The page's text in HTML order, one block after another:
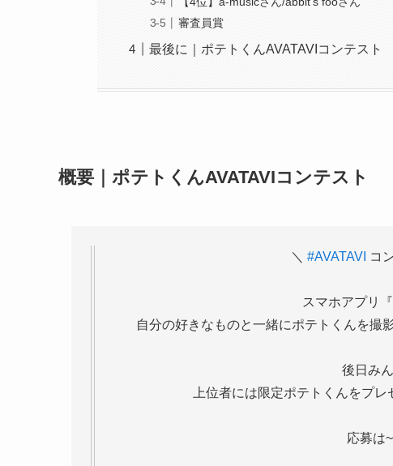
審査員賞
最後に｜ポテトくんAVATAVIコンテスト
概要｜ポテトくんAVATAVIコンテスト
＼ #AVATAVI コ
スマホアプリ
自分の好きなものと一緒にポテトくんを撮
後日み
上位者には限定ポテトくんをプレ
応募は